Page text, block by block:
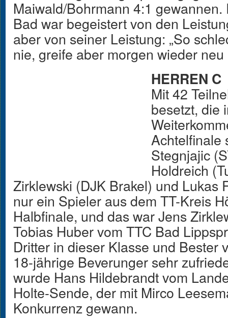
Maiwald/Bohrmann 4:1
Bad war begeistert von den
aber von seiner Leistung: „So
nie, greife aber morgen wieder neu
HERREN C
Mit 42
besetzt, die
Achtelfinale
Stegnjajic
Holdreich
Zirklewski (DJK Brakel) und Lukas
nur ein Spieler aus dem TT-Kreis
Halbfinale, und das war Jens
Tobias Huber vom TTC Bad
Dritter in dieser Klasse und Bester
18-jährige Beverunger sehr
wurde Hans Hildebrandt vom
Holte-Sende, der mit Mirco
Konkurrenz gewann.